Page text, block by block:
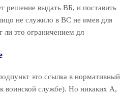
решение выдать ВБ, и поставить
не служило в ВС не имея для
ли это ограничением дл
это ссылка в нормативный
воинской службе). Но никаких А,